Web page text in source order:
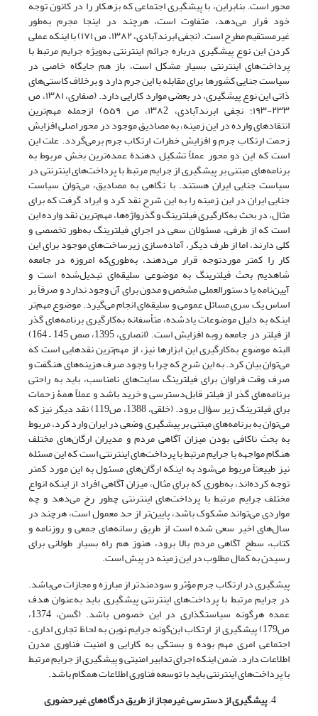
محور است. بنابراین، با پیشگیری‌ اجتماعی‌ که بزهکار را در کانون‌ توجه‌
خود قرار می‌دهد، متفاوت است، هرچند در اینجا مجرم به‌طور
غیرمستقیم مطرح است. (نجفی‌ ابرندآبادی‌، ١٣٨٢، ص ١٧١) با اینکه عملی
کردن این نوع پیشگیری درباره جرائم اینترنتی به‌ویژه جرایم مرتبط با
پرداخت‌های اینترنتی بسیار مشکل است، باز هم جایگاه خاصی در
سیاست جنایی کشورها برای مقابله با این جرم‌ دارد‌ و برخلاف کاستی‌های
ذاتی این نوع پیشگیری، در بعضی موارد کارایی دارد. (صفاری، ١٣٨١، ص
٢٣٣-١٩٣؛ نجفی ابرندآبادی، ١٣٨2، ص ٥٥٩) ازجمله مهم‌ترین
انتقادهای وارده در این زمینه، به مصادیق موجود در‌ محور‌ اصلی‌ افزایش
زحمت ارتکاب جرم و افزایش خطرات ارتکاب جرم برمی‌گردد. علت‌ این
است که این دو محور عملاً تشکیل دهندة عمده‌ترین بخش مربوط به
برنامه‌های مبتنی بر‌ پیشگیری از جرایم مرتبط با پرداخت‌های اینترنتی در
سیاست جنایی ایران هستند. با نگاهی به‌ مصادیق، می‌توان سیاست
جنایی ایران در این زمینه را به این شرح نقد کرد و ایراد‌ گرفت‌ که‌ برای
مثال، در بحث به‌کارگیری فیلترینگ و گذرواژه‌ها، مهم‌ترین نقد‌ وارده‌ این‌
است که از طرفی، مسئولان سعی در اجرای فیلترینگ به‌طور تخصصی و
کلی دارند‌، اما‌ از‌ طرف دیگر، آماده‌سازی زیرساخت‌های موجود برای این
کار را کمتر موردتوجه‌ قرار‌ می‌دهند، به‌طوری‌که امروزه در جامعه
شاهدیم بحث فیلترینگ به موضوعی سلیقه‌ای‌ تبدیل‌شده است و
آیین‌نامه یا دستورالعملی مشخص و مدون برای آن وجود ندارد و صرفاً بر‌
اساس‌ یک سری مسائل عمومی و سلیقه‌ای انجام می‌گیرد. موضوع مهم‌تر
اینکه به‌ دلیل‌ موضوعات‌ یادشده، متأسفانه به‌کارگیری برنامه‌های گذر
از فیلتر در جامعه روبه افزایش است. (انصاری، 1395، صص 145 – 164)
البته‌ موضوع‌ به‌کارگیری این ابزارها نیز، از مهم‌ترین نقدهایی است که
می‌توان‌ بیان‌ کرد‌. به این شرح که چرا با وجود صرف هزینه‌های هنگفت ‌و
صرف وقت فراوان برای‌ فیلترینگ‌ سایت‌های نامناسب، باید به راحتی
برنامه‌های گذر از فیلتر قابل‌دسترسی‌ و خرید‌ باشد و عملاً همۀ زحمات
برای فیلترینگ زیر سؤال برود. (خلقی، 1388، ص119) نقد دیگر نیز که
می‌توان به برنامه‌های‌ مبتنی بر پیشگیری وضعی در ایران وارد کرد، مربوط
به بحث ناکافی بودن‌ میزان‌ آگاهی مردم و مدیران ارگان‌های مختلف
هنگام‌ مواجهه‌ با‌ جرایم مرتبط با پرداخت‌های اینترنتی است که این مسئله
نیز‌ طبیعتاً‌ مربوط می‌شود به اینکه ارگان‌های مسئول به این مورد کمتر
توجه کرده‌اند‌، به‌طوری که برای مثال‌، میزان‌ آگاهی افراد‌ از‌ اینکه‌ انواع
مختلف جرایم مرتبط با پرداخت‌های اینترنتی چطور رخ‌ می‌دهد‌ و چه
مواردی می‌تواند مشکوک باشد، پایین‌تر از حد معمول است، هرچند‌ در
سال‌های اخیر سعی شده‌ است از طریق رسانه‌های‌ جمعی و روزنامه و
کتاب، سطح آگاهی‌ مردم‌ بالا برود، هنوز هم راه بسیار طولانی برای
رسیدن به کمال مطلوب در‌ این‌ زمینه در پیش است.
پیشگیری در ارتکاب جرم مؤثر و سودمندتر از مبارزه و مجازات می‌باشد.
در جرایم مرتبط با پرداخت‌های اینترنتی پیشگیری باید به‌عنوان هدف
عمده هرگونه سیاستگذاری در این خصوص باشد. (گسن، 1374،
ص179) پیشگیری از ارتکاب این‌گونه جرایم نوین به لحاظ تجاری اداری –
اجتماعی امری مهم بوده و بستگی به کارایی و امنیت فناوری مدرن
اطلاعات دارد. ضمن اینکه اجرای تدابیر امنیتی و پیشگیری از جرایم مرتبط
با پرداخت‌های اینترنتی باید با توسعه فناوری اطلاعات همگام باشد.
پیشگیری از دسترسی‌ غیرمجاز از طریق درگاه‌های غیرحضوری